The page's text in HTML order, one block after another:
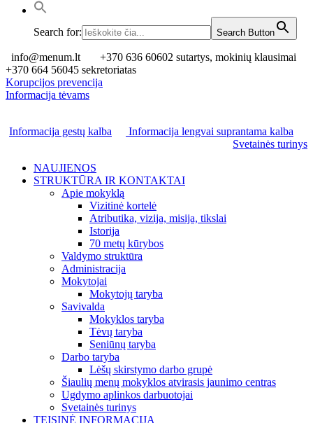
Search for: Search Button
info@menum.lt
+370 636 60602 sutartys, mokinių klausimai
+370 664 56045 sekretoriatas
Korupcijos prevencija
Informacija tėvams
Informacija gestų kalba
Informacija lengvai suprantama kalba
Svetainės turinys
NAUJIENOS
STRUKTŪRA IR KONTAKTAI
Apie mokyklą
Vizitinė kortelė
Atributika, vizija, misija, tikslai
Istorija
70 metų kūrybos
Valdymo struktūra
Administracija
Mokytojai
Mokytojų taryba
Savivalda
Mokyklos taryba
Tėvų taryba
Seniūnų taryba
Darbo taryba
Lėšų skirstymo darbo grupė
Šiaulių menų mokyklos atvirasis jaunimo centras
Ugdymo aplinkos darbuotojai
Svetainės turinys
TEISINĖ INFORMACIJA